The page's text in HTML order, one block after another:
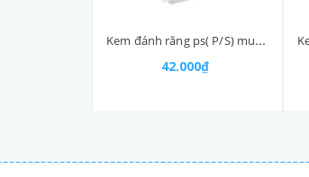
Kem đánh răng ps( P/S) muối hồng & hoa cúc tuýp 180gr
42.000₫